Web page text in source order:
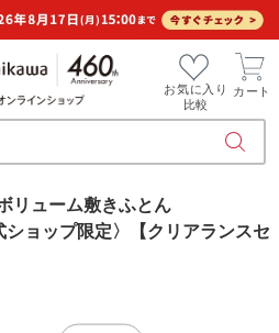
お気に入り
比較
カート
リューム敷きふとん
ョップ限定〉【クリアランスセ